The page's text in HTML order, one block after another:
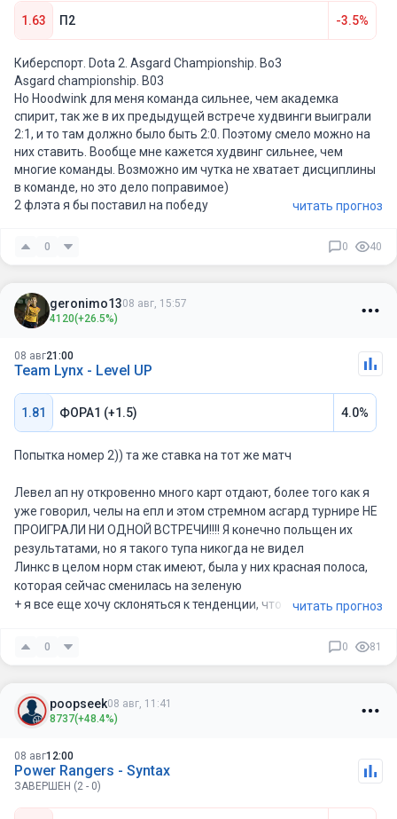
1.63 П2 -3.5%
Киберспорт. Dota 2. Asgard Championship. Bо3
Asgard championship. B03
Ho Hoodwink для меня команда сильнее, чем академка
спирит, так же в их предыдущей встрече худвинги выиграли
2:1, и то там должно было быть 2:0. Поэтому смело можно на
них ставить. Вообще мне кажется худвинг сильнее, чем
многие команды. Возможно им чутка не хватает дисциплины
в команде, но это дело поправимое)
2 флэта я бы поставил на победу
читать прогноз
0 0 40
geronimo1308 авг, 15:57
4120(+26.5%)
08 авг21:00
Team Lynx - Level UP
1.81 ФОРА1 (+1.5) 4.0%
Попытка номер 2)) та же ставка на тот же матч
Левел ап ну откровенно много карт отдают, более того как я
уже говорил, челы на епл и этом стремном асгард турнире НЕ
ПРОИГРАЛИ НИ ОДНОЙ ВСТРЕЧИ!!!! Я конечно польщен их
результатами, но я такого тупа никогда не видел
Линкс в целом норм стак имеют, была у них красная полоса,
которая сейчас сменилась на зеленую
+ я все еще хочу склоняться к тенденции, что на турниры
отдавать приоритет епл
что верю что глобально у команды есть проблемы и одну
карту все шансы отжать
4%
читать прогноз
0 0 81
poopseek08 авг, 11:41
8737(+48.4%)
08 авг12:00
Power Rangers - Syntax
ЗАВЕРШЕН (2 - 0)